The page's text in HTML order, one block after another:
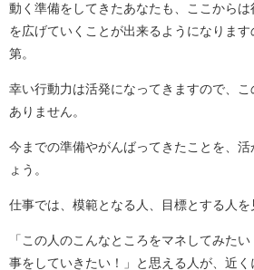
動く準備をしてきたあなたも、ここから
を広げていくことが出来るようになりま
第。
幸い行動力は活発になってきますので、
ありません。
今までの準備やがんばってきたことを、活
ょう。
仕事では、模範となる人、目標とする人を
「この人のこんなところをマネしてみた
事をしていきたい！」と思える人が、近く